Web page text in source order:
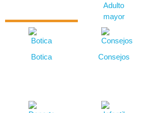
Adulto
mayor
Botica Consejos